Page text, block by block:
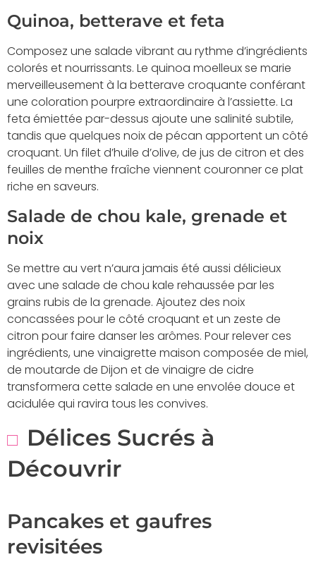
Quinoa, betterave et feta
Composez une salade vibrant au rythme d’ingrédients
colorés et nourrissants. Le quinoa moelleux se marie
merveilleusement à la betterave croquante conférant
une coloration pourpre extraordinaire à l’assiette. La
feta émiettée par-dessus ajoute une salinité subtile,
tandis que quelques noix de pécan apportent un côté
croquant. Un filet d’huile d’olive, de jus de citron et des
feuilles de menthe fraîche viennent couronner ce plat
riche en saveurs.
Salade de chou kale, grenade et
noix
Se mettre au vert n’aura jamais été aussi délicieux
avec une salade de chou kale rehaussée par les
grains rubis de la grenade. Ajoutez des noix
concassées pour le côté croquant et un zeste de
citron pour faire danser les arômes. Pour relever ces
ingrédients, une vinaigrette maison composée de miel,
de moutarde de Dijon et de vinaigre de cidre
transformera cette salade en une envolée douce et
acidulée qui ravira tous les convives.
Délices Sucrés à
Découvrir
Pancakes et gaufres
revisitées